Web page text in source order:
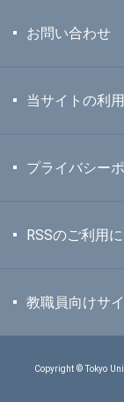
お問い合わせ
当サイトの利
プライバシー
RSSのご利用
教職員向けサ
Copyright © Tokyo